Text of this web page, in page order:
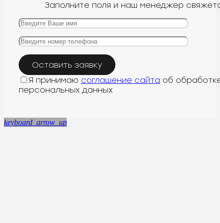
Заполните поля и наш менеджер
Я принимаю соглашение сайта об
персональных данных
keyboard_arrow_up